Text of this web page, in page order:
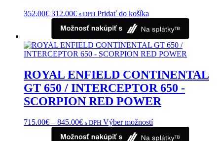
352.00€ Pôvodná
cena
bola:
352.00€.
312.00€Aktuálna
je:
312.00€.
s DPH Pridať do košíka
ROYAL ENFIELD CONTINENTAL
GT 650 / INTERCEPTOR 650 -
SCORPION RED POWER
715.00€ – 845.00€Price
s DPH Výber možnostíTento